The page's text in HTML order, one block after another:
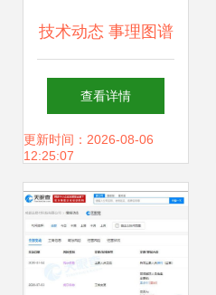
技术动态 事理图谱
——下一代知识图
谱的崛起与计算机
软硬件技术开发的
协同进化
查看详情
更新时间：2026-08-06
12:25:07